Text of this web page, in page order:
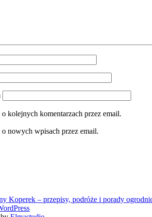
kolejnych komentarzach przez email.
nowych wpisach przez email.
Koperek – przepisy, podróże i porady